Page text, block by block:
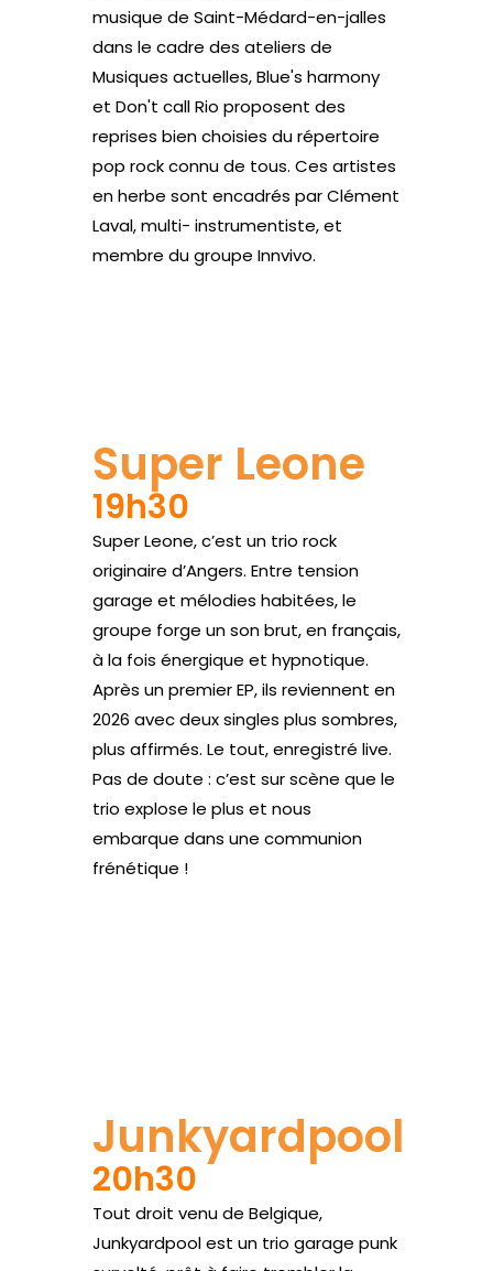
musique de Saint-Médard-en-jalles
dans le cadre des ateliers de
Musiques actuelles, Blue's harmony
et Don't call Rio proposent des
reprises bien choisies du répertoire
pop rock connu de tous. Ces artistes
en herbe sont encadrés par Clément
Laval, multi- instrumentiste, et
membre du groupe Innvivo.
Super Leone
19h30
Super Leone, c’est un trio rock
originaire d’Angers. Entre tension
garage et mélodies habitées, le
groupe forge un son brut, en français,
à la fois énergique et hypnotique.
Après un premier EP, ils reviennent en
2026 avec deux singles plus sombres,
plus affirmés. Le tout, enregistré live.
Pas de doute : c’est sur scène que le
trio explose le plus et nous
embarque dans une communion
frénétique !
Junkyardpool
20h30
Tout droit venu de Belgique,
Junkyardpool est un trio garage punk